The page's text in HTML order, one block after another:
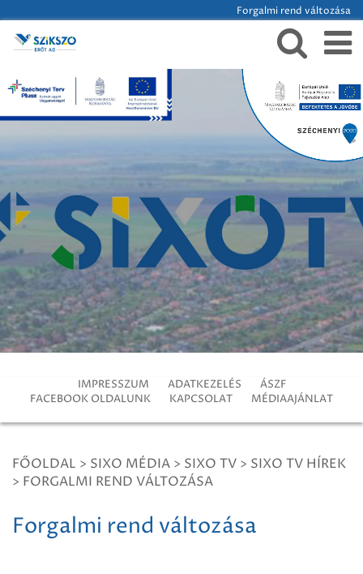
Forgalmi rend változása
IMPRESSZUM ADATKEZELÉS
ÁSZF
FACEBOOK OLDALUNK
KAPCSOLAT MÉDIAAJÁNLAT
FŐOLDAL > SIXO MÉDIA > SIXO TV > SIXO TV HÍREK
> FORGALMI REND VÁLTOZÁSA
Forgalmi rend változása